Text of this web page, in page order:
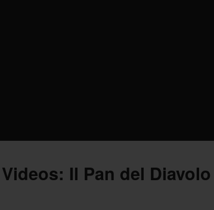
Il Pan del Diavolo